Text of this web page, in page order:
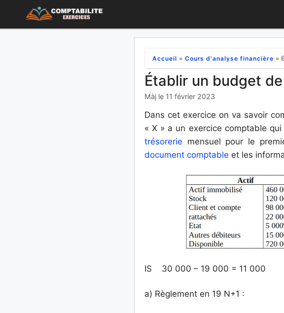
contenu
Accueil » Cours d'analyse financière »
Établir un budget
Màj le 11 février 2023
Dans cet exercice on va savoir
« X » a un exercice comptable
trésorerie mensuel pour le
document comptable et les
IS 30 000 – 19 000 = 11 000
a) Règlement en 19 N+1 :